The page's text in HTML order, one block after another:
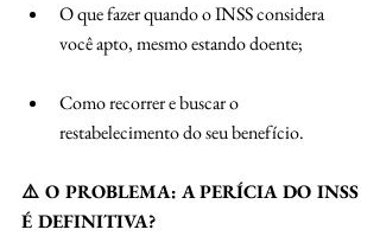
O que fazer quando o INSS considera
você apto, mesmo estando doente;
Como recorrer e buscar o
restabelecimento do seu benefício.
⚠️ O PROBLEMA: A PERÍCIA DO INSS
É DEFINITIVA?